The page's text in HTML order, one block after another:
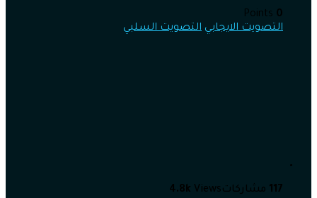
0
التصويت الايجابي التصويت السلبي
117 مشاركات 4.8k Views